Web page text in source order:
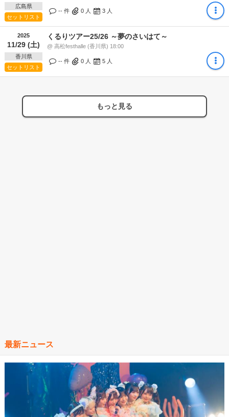
広島県
セットリスト
-- 件 0 人 3 人
2025
11/29 (土)
香川県
セットリスト
くるりツアー25/26 ～夢のさいはて～
@ 高松festhalle (香川県) 18:00
-- 件 0 人 5 人
もっと見る
最新ニュース